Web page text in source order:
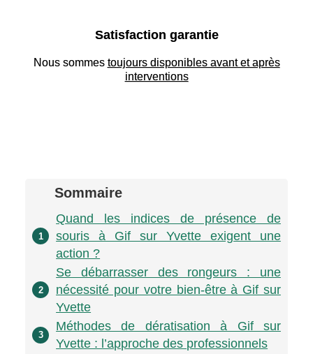
Satisfaction garantie
Nous sommes toujours disponibles avant et après
interventions
Sommaire
1
Quand les indices de présence de
souris à Gif sur Yvette exigent une
action ?
2
Se débarrasser des rongeurs : une
nécessité pour votre bien-être à Gif sur
Yvette
3
Méthodes de dératisation à Gif sur
Yvette : l’approche des professionnels